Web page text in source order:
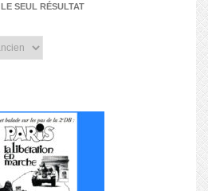
SEUL RÉSULTAT